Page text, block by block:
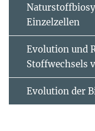
Einzelzellen
Evolution und
Stoffwechsels
Evolution der